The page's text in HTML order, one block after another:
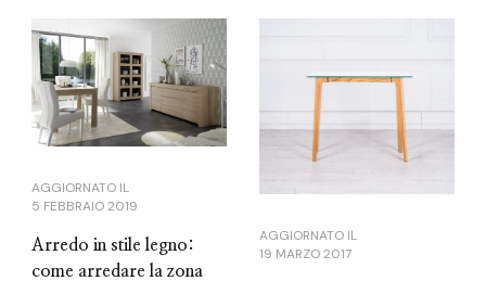
AGGIORNATO IL
5 FEBBRAIO 2019
Arredo in stile legno:
come arredare la zona
AGGIORNATO IL
19 MARZO 2017